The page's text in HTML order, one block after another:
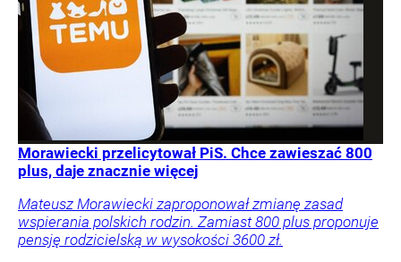
Morawiecki przelicytował PiS. Chce zawieszać 800
plus, daje znacznie więcej
Mateusz Morawiecki zaproponował zmianę zasad
wspierania polskich rodzin. Zamiast 800 plus proponuje
pensję rodzicielską w wysokości 3600 zł.